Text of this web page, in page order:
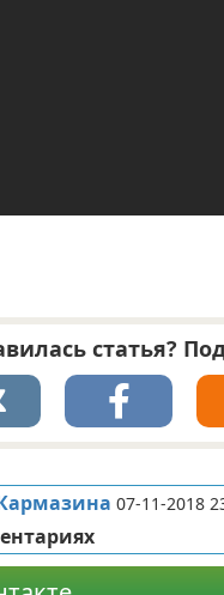
статья?
07-11-2018